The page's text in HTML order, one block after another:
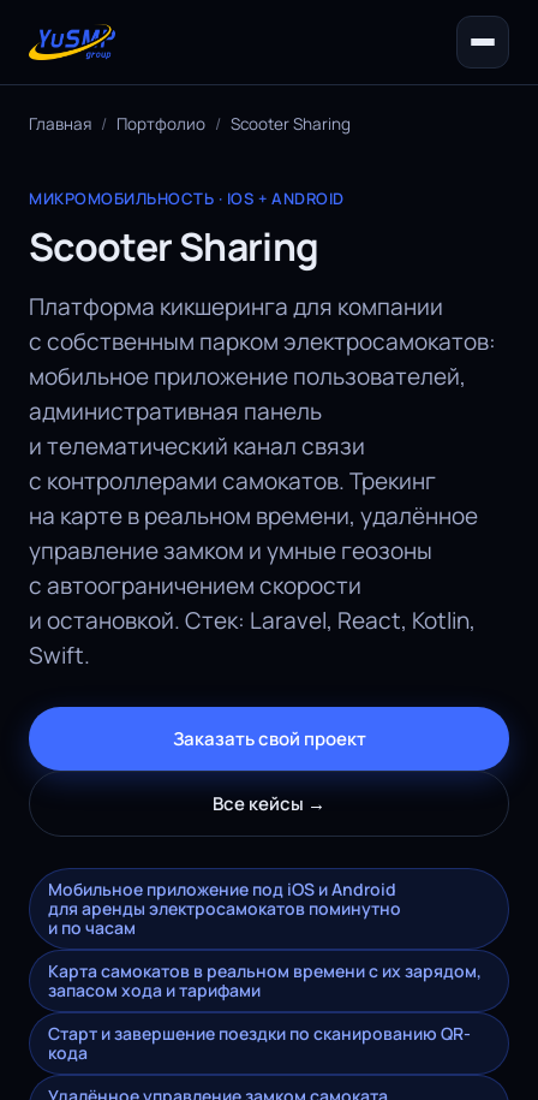
Главная / Портфолио / Scooter Sharing
МИКРОМОБИЛЬНОСТЬ · IOS + ANDROID
Scooter Sharing
Платформа кикшеринга для компании
с собственным парком электросамокатов:
мобильное приложение пользователей,
административная панель
и телематический канал связи
с контроллерами самокатов. Трекинг
на карте в реальном времени, удалённое
управление замком и умные геозоны
с автоограничением скорости
и остановкой. Стек: Laravel, React, Kotlin,
Swift.
Заказать свой проект
Все кейсы →
Мобильное приложение под iOS и Android
для аренды электросамокатов поминутно
и по часам
Карта самокатов в реальном времени с их зарядом,
запасом хода и тарифами
Старт и завершение поездки по сканированию QR-
кода